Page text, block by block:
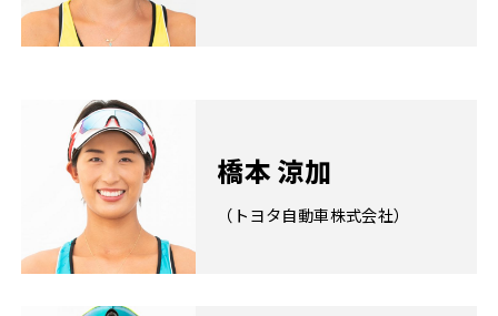
橋本 涼加
（トヨタ自動車株式会社）